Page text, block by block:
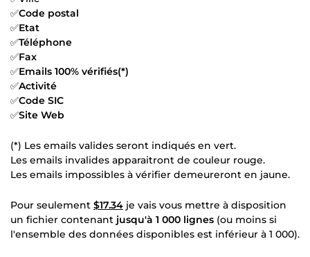
✅Code postal
✅Etat
✅Téléphone
✅Fax
✅Emails 100% vérifiés(*)
✅Activité
✅Code SIC
✅Site Web
(*) Les emails valides seront indiqués en vert.
Les emails invalides apparaitront de couleur rouge.
Les emails impossibles à vérifier demeureront en jaune.
Pour seulement $17.34 je vais vous mettre à disposition
un fichier contenant jusqu'à 1 000 lignes (ou moins si
l'ensemble des données disponibles est inférieur à 1 000).